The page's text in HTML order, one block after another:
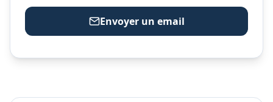
Envoyer un email